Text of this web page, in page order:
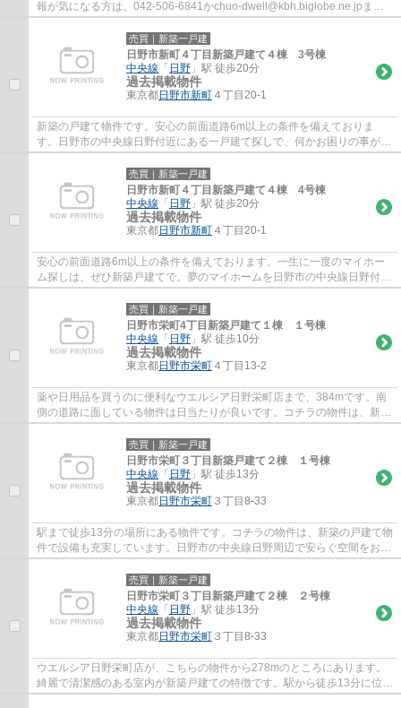
報が気になる方は、042-506-6841かchuo-dwell@kbh.biglobe.ne.jpまで
ご連絡下さい。
売買｜新築一戸建
日野市新町４丁目新築戸建て４棟 3号棟
中央線 「 日野 」駅 徒歩20分
過去掲載物件
東京都日野市新町 ４丁目20-1
新築の戸建て物件です。安心の前面道路6m以上の条件を備えておりま
す。日野市の中央線日野付近にある一戸建て探しで、何かお困りの事がご
ざいましたら、当社に何なりとお申し付け下さ...
売買｜新築一戸建
日野市新町４丁目新築戸建て４棟 4号棟
中央線 「 日野 」駅 徒歩20分
過去掲載物件
東京都日野市新町 ４丁目20-1
安心の前面道路6m以上の条件を備えております。一生に一度のマイホー
ム探しは、ぜひ新築戸建てで。夢のマイホームを日野市の中央線日野付近
で探しましょう。きっと素敵な一戸建てが見...
売買｜新築一戸建
日野市栄町4丁目新築戸建て１棟 １号棟
中央線 「 日野 」駅 徒歩10分
過去掲載物件
東京都日野市栄町 ４丁目13-2
薬や日用品を買うのに便利なウエルシア日野栄町店まで、384mです。南
側の道路に面している物件は日当たりが良いです。コチラの物件は、新築
の戸建て物件で設備も充実しています。駅か...
売買｜新築一戸建
日野市栄町３丁目新築戸建て２棟 １号棟
中央線 「 日野 」駅 徒歩13分
過去掲載物件
東京都日野市栄町 ３丁目8-33
駅まで徒歩13分の場所にある物件です。コチラの物件は、新築の戸建て物
件で設備も充実しています。日野市の中央線日野周辺で安らぐ空間をお客
様にご提供いたします。戸建ての事なら042...
売買｜新築一戸建
日野市栄町３丁目新築戸建て２棟 ２号棟
中央線 「 日野 」駅 徒歩13分
過去掲載物件
東京都日野市栄町 ３丁目8-33
ウエルシア日野栄町店が、こちらの物件から278mのところにあります。
綺麗で清潔感のある室内が新築戸建ての特徴です。駅から徒歩13分に位置
する物件です。地域に密着した専門スタッフ...